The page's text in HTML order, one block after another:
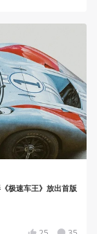
极速车王》放出首版